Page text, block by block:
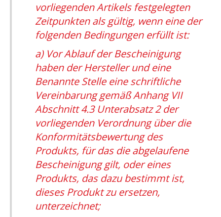
vorliegenden Artikels festgelegten
Zeitpunkten als gültig, wenn eine der
folgenden Bedingungen erfüllt ist:
a) Vor Ablauf der Bescheinigung
haben der Hersteller und eine
Benannte Stelle eine schriftliche
Vereinbarung gemäß Anhang VII
Abschnitt 4.3 Unterabsatz 2 der
vorliegenden Verordnung über die
Konformitätsbewertung des
Produkts, für das die abgelaufene
Bescheinigung gilt, oder eines
Produkts, das dazu bestimmt ist,
dieses Produkt zu ersetzen,
unterzeichnet;